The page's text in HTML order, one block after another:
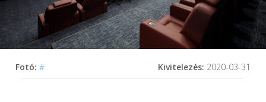
Fotó:# Kivitelezés: 2020-03-31